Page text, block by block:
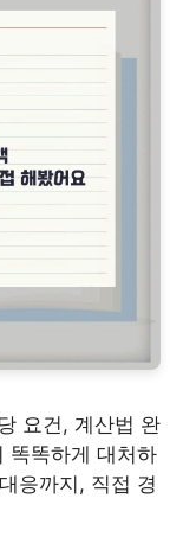
요건, 계산법 완
똑똑하게 대처하
응까지, 직접 경